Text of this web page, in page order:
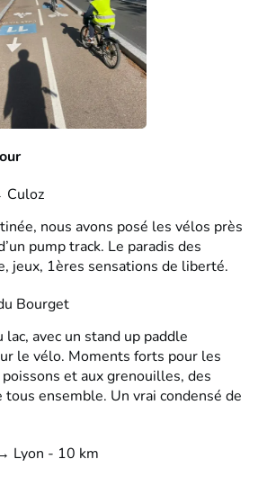
Culoz
nous avons posé les vélos près
pump track. Le paradis des
jeux, 1ères sensations de liberté.
Bourget
avec un stand up paddle
le vélo. Moments forts pour les
et aux grenouilles, des
ensemble. Un vrai condensé de
Lyon - 10 km